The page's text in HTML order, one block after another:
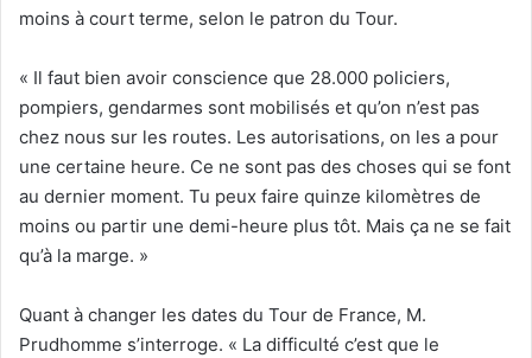
moins à court terme, selon le patron du Tour.
« Il faut bien avoir conscience que 28.000 policiers,
pompiers, gendarmes sont mobilisés et qu’on n’est pas
chez nous sur les routes. Les autorisations, on les a pour
une certaine heure. Ce ne sont pas des choses qui se font
au dernier moment. Tu peux faire quinze kilomètres de
moins ou partir une demi-heure plus tôt. Mais ça ne se fait
qu’à la marge. »
Quant à changer les dates du Tour de France, M.
Prudhomme s’interroge. « La difficulté c’est que le